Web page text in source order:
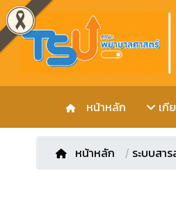
หน้าหลัก เกีย
หน้าหลัก / ระบบสา